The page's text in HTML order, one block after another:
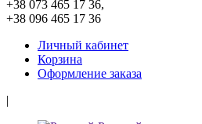
+38 073 465 17 36,
+38 096 465 17 36
Личный кабинет
Корзина
Оформление заказа
|